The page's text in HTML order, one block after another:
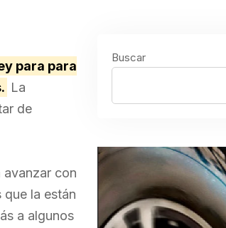
para para
La
de
avanzar con
que la están
a algunos
Buscar